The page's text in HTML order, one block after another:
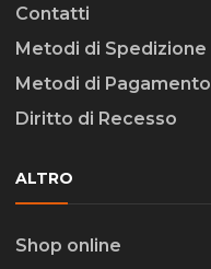
Contatti
Metodi di Spedizione
Metodi di Pagamento
Diritto di Recesso
ALTRO
Shop online